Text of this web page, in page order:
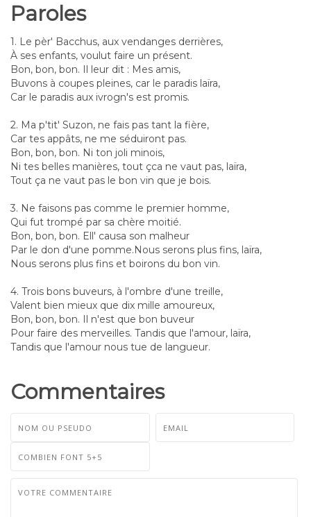
Paroles
1. Le pèr' Bacchus, aux vendanges derrières,
À ses enfants, voulut faire un présent.
Bon, bon, bon. Il leur dit : Mes amis,
Buvons à coupes pleines, car le paradis laïra,
Car le paradis aux ivrogn's est promis.
2. Ma p'tit' Suzon, ne fais pas tant la fière,
Car tes appâts, ne me séduiront pas.
Bon, bon, bon. Ni ton joli minois,
Ni tes belles manières, tout çca ne vaut pas, laïra,
Tout ça ne vaut pas le bon vin que je bois.
3. Ne faisons pas comme le premier homme,
Qui fut trompé par sa chère moitié.
Bon, bon, bon. Ell' causa son malheur
Par le don d'une pomme.Nous serons plus fins, laïra,
Nous serons plus fins et boirons du bon vin.
4. Trois bons buveurs, à l'ombre d'une treille,
Valent bien mieux que dix mille amoureux,
Bon, bon, bon. Il n'est que bon buveur
Pour faire des merveilles. Tandis que l'amour, laïra,
Tandis que l'amour nous tue de langueur.
Commentaires